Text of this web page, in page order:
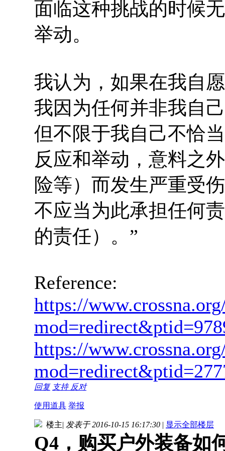
面临这种挑战的时候
举动。
我认为，如果在我自
我因为任何并非我自
但不限于我自己不恰
反应和举动，意料之
险等）而发生严重受
不应当为此承担任何
的责任）。”
Reference:
https://
https://
回复 支持 反对
使用道具 举报
楼主| 发表于 2016-10-15 16:17:30 | 显示全部楼层
Q4，购买户外装备如